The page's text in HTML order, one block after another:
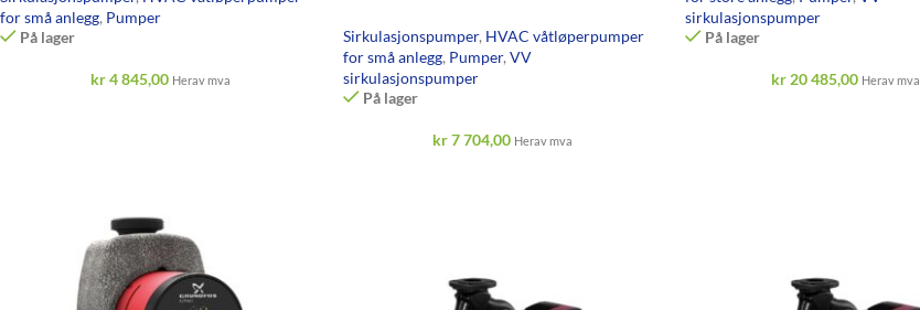
for små anlegg, Pumper
På lager
kr4 845,00 Herav mva
Sirkulasjonspumper, HVAC våtløperpumper
for små anlegg, Pumper, VV
sirkulasjonspumper
På lager
kr7 704,00 Herav mva
sirkulasjonspumper
På lager
kr20 485,00 Herav mva